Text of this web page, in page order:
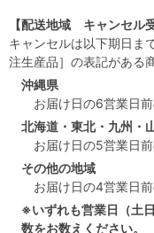
【配送地域 キャンセル
キャンセルは以下期日ま
注生産品］の表記がある
沖縄県
お届け日の6営業日
北海道・東北・九州・
お届け日の5営業日
その他の地域
お届け日の4営業日
※いずれも営業日（土
数をお数えください。